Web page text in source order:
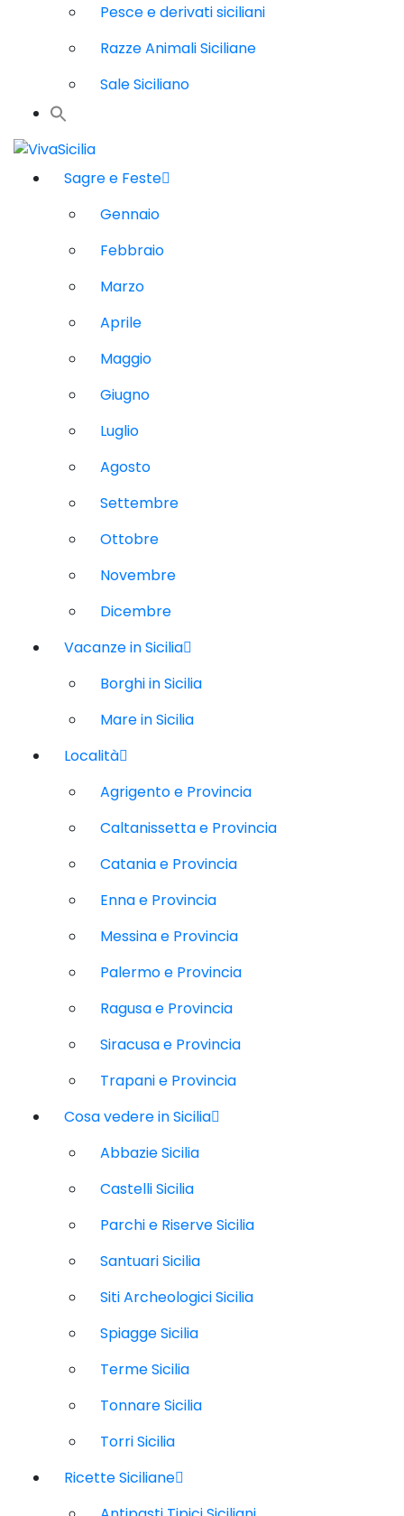
Pesce e derivati siciliani
Razze Animali Siciliane
Sale Siciliano
Sagre e Feste
Gennaio
Febbraio
Marzo
Aprile
Maggio
Giugno
Luglio
Agosto
Settembre
Ottobre
Novembre
Dicembre
Vacanze in Sicilia
Borghi in Sicilia
Mare in Sicilia
Località
Agrigento e Provincia
Caltanissetta e Provincia
Catania e Provincia
Enna e Provincia
Messina e Provincia
Palermo e Provincia
Ragusa e Provincia
Siracusa e Provincia
Trapani e Provincia
Cosa vedere in Sicilia
Abbazie Sicilia
Castelli Sicilia
Parchi e Riserve Sicilia
Santuari Sicilia
Siti Archeologici Sicilia
Spiagge Sicilia
Terme Sicilia
Tonnare Sicilia
Torri Sicilia
Ricette Siciliane